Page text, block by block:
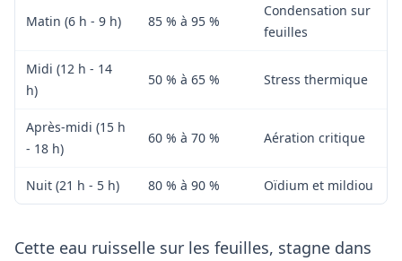
Matin (6 h - 9 h) 85 % à 95 %
Condensation sur
feuilles
Midi (12 h - 14
h)
50 % à 65 % Stress thermique
Après-midi (15 h
- 18 h)
60 % à 70 % Aération critique
Nuit (21 h - 5 h) 80 % à 90 % Oïdium et mildiou
Cette eau ruisselle sur les feuilles, stagne dans